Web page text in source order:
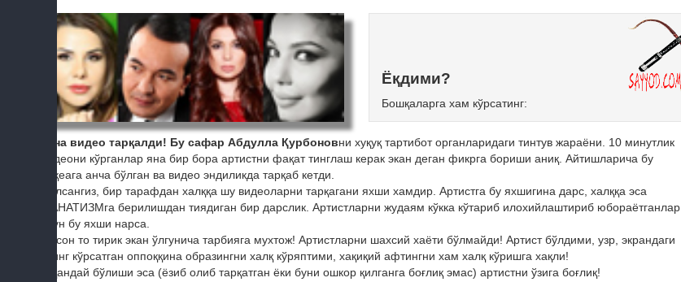
Ёқдими?
Бошқаларга хам кўрсатинг:
-Яна видео тарқалди! Бу сафар Абдулла Қурбоновни хуқуқ тартибот органларидаги тинтув жараёни. 10 минутлик
видеони кўрганлар яна бир бора артистни фақат тинглаш керак экан деган фикрга бориши аниқ. Айтишларича бу
воқеага анча бўлган ва видео эндиликда тарқаб кетди.
Билсангиз, бир тарафдан халққа шу видеоларни тарқагани яхши хамдир. Артистга бу яхшигина дарс, халққа эса
ФАНАТИЗМга берилишдан тиядиган бир дарслик. Артистларни жудаям кўкка кўтариб илохийлаштириб юбораётганлар
учун бу яхши нарса.
Инсон то тирик экан ўлгунича тарбияга мухтож! Артистларни шахсий хаёти бўлмайди! Артист бўлдими, узр, экрандаги
ўзинг кўрсатган оппоққина образингни халқ кўряптими, хақиқий афтингни хам халқ кўришга хақли!
У қандай бўлиши эса (ёзиб олиб тарқатган ёки буни ошкор қилганга боғлиқ эмас) артистни ўзига боғлиқ!